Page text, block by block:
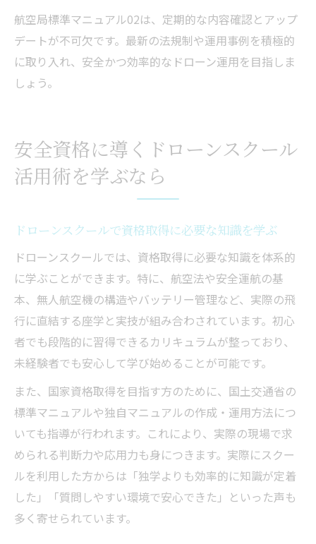
航空局標準マニュアル02は、定期的な内容確認とアップ
デートが不可欠です。最新の法規制や運用事例を積極的
に取り入れ、安全かつ効率的なドローン運用を目指しま
しょう。
安全資格に導くドローンスクール
活用術を学ぶなら
ドローンスクールで資格取得に必要な知識を学ぶ
ドローンスクールでは、資格取得に必要な知識を体系的
に学ぶことができます。特に、航空法や安全運航の基
本、無人航空機の構造やバッテリー管理など、実際の飛
行に直結する座学と実技が組み合わされています。初心
者でも段階的に習得できるカリキュラムが整っており、
未経験者でも安心して学び始めることが可能です。
また、国家資格取得を目指す方のために、国土交通省の
標準マニュアルや独自マニュアルの作成・運用方法につ
いても指導が行われます。これにより、実際の現場で求
められる判断力や応用力も身につきます。実際にスクー
ルを利用した方からは「独学よりも効率的に知識が定着
した」「質問しやすい環境で安心できた」といった声も
多く寄せられています。